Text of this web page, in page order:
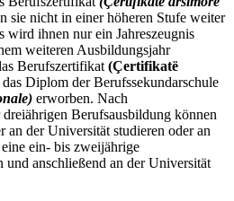
sie nicht in einer höheren Stufe weiter
ihnen nur ein Jahreszeugnis
weiteren Ausbildungsjahr
Berufszertifikat (Çertifikatë
Diplom der Berufssekundarschule
erworben. Nach
Berufsausbildung können
an der Universität studieren oder an
ein- bis zweijährige
anschließend an der Universität